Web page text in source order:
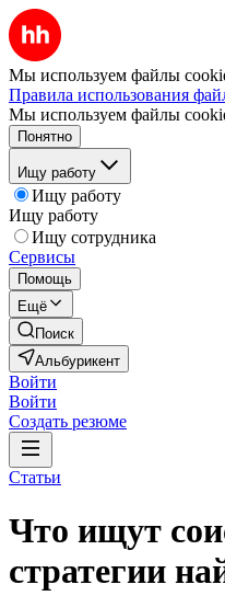
Мы используем файлы
Правила использования
Мы используем файлы
Понятно
Ищу работу
Ищу работу
Ищу работу
Ищу сотрудника
Сервисы
Помощь
Ещё
Поиск
Альбурикент
Войти
Войти
Создать резюме
Статьи
Что ищут
стратегии